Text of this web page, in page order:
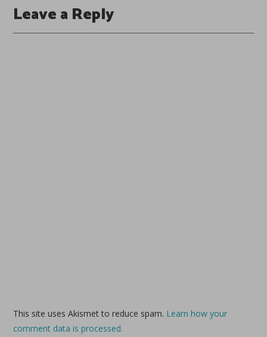
Leave a Reply
This site uses Akismet to reduce spam. Learn how your
comment data is processed.